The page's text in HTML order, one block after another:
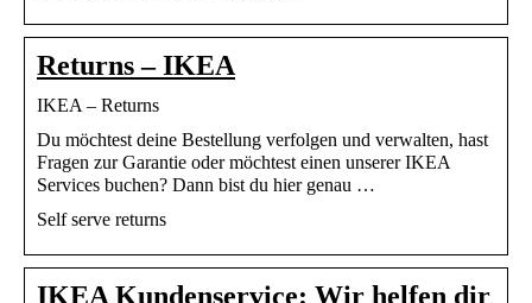
Returns – IKEA
IKEA – Returns
Du möchtest deine Bestellung verfolgen und verwalten, hast
Fragen zur Garantie oder möchtest einen unserer IKEA
Services buchen? Dann bist du hier genau …
Self serve returns
IKEA Kundenservice: Wir helfen dir